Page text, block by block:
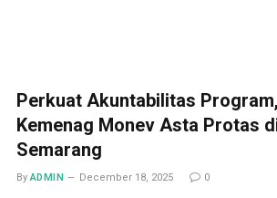
Perkuat Akuntabilitas
Kemenag Monev Asta Protas
Semarang
By ADMIN December 18, 2025 0